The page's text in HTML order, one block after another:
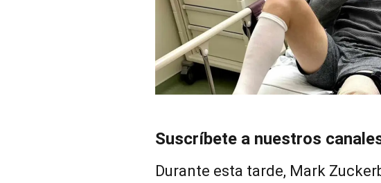
Suscríbete a nuestros
Durante esta tarde, Mark